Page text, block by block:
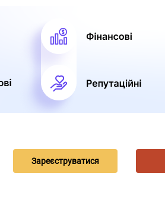
Зареєструватися